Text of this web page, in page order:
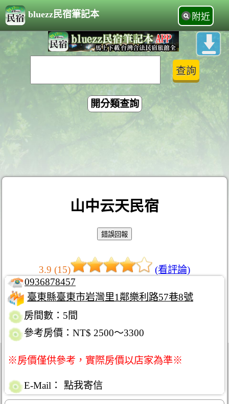
bluezz民宿筆記本 附近
開分類查詢
山中云天民宿
3.9 (15)
(看評論)
0936878457
臺東縣臺東市岩灣里1鄰樂利路57巷8號
房間數：5間
參考房價：NT$ 2500～3300
※房價僅供參考，實際房價以店家為準※
E-Mail： 點我寄信